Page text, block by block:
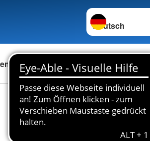
Sprache wechseln
Das DRK Karriere